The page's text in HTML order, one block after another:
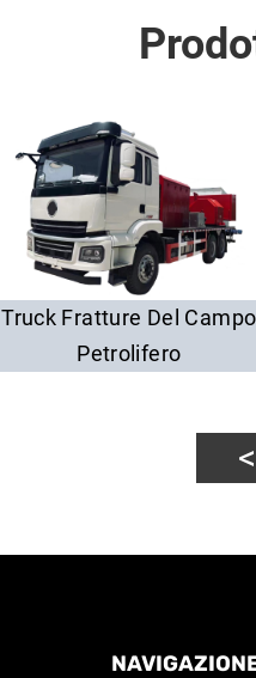
Truck Fratture Del Campo
Petrolifero